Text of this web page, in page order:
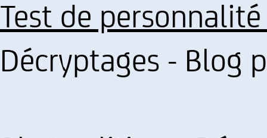
Test de
Décryptages - Blog